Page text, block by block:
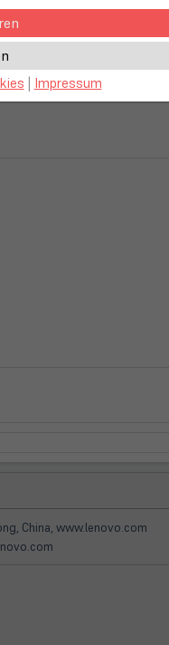
neuem
China, www.lenovo.com
| Impressum